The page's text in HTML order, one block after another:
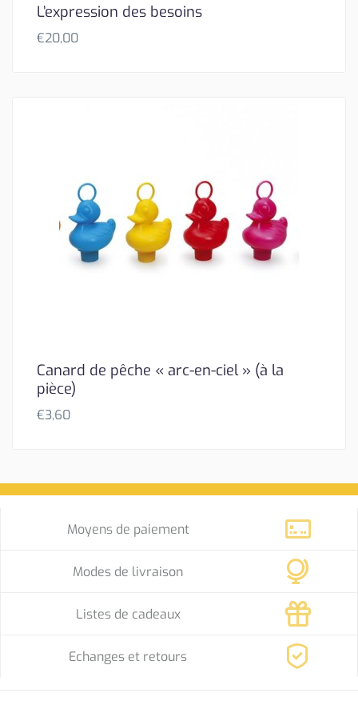
L’expression des besoins
€20,00
Canard de pêche « arc-en-ciel » (à la
pièce)
€3,60
Moyens de paiement
Modes de livraison
Listes de cadeaux
Echanges et retours